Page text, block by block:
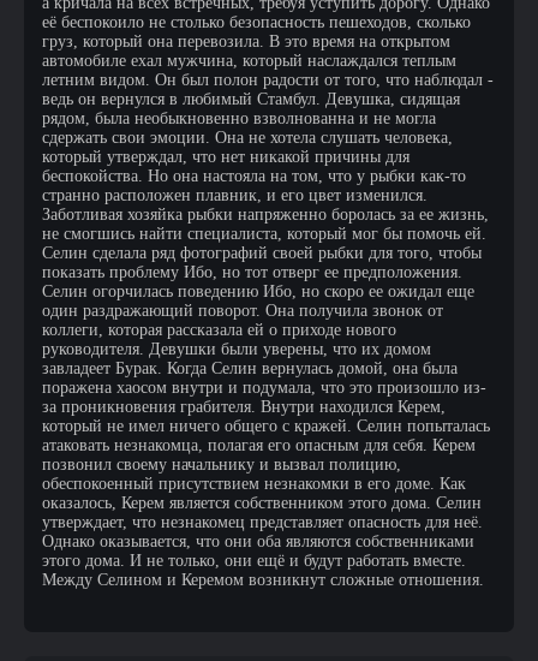
её беспокоило не столько безопасность пешеходов, сколько
груз, который она перевозила. В это время на открытом
автомобиле ехал мужчина, который наслаждался теплым
летним видом. Он был полон радости от того, что наблюдал -
ведь он вернулся в любимый Стамбул. Девушка, сидящая
рядом, была необыкновенно взволнованна и не могла
сдержать свои эмоции. Она не хотела слушать человека,
который утверждал, что нет никакой причины для
беспокойства. Но она настояла на том, что у рыбки как-то
странно расположен плавник, и его цвет изменился.
Заботливая хозяйка рыбки напряженно боролась за ее жизнь,
не смогшись найти специалиста, который мог бы помочь ей.
Селин сделала ряд фотографий своей рыбки для того, чтобы
показать проблему Ибо, но тот отверг ее предположения.
Селин огорчилась поведению Ибо, но скоро ее ожидал еще
один раздражающий поворот. Она получила звонок от
коллеги, которая рассказала ей о приходе нового
руководителя. Девушки были уверены, что их домом
завладеет Бурак. Когда Селин вернулась домой, она была
поражена хаосом внутри и подумала, что это произошло из-
за проникновения грабителя. Внутри находился Керем,
который не имел ничего общего с кражей. Селин попыталась
атаковать незнакомца, полагая его опасным для себя. Керем
позвонил своему начальнику и вызвал полицию,
обеспокоенный присутствием незнакомки в его доме. Как
оказалось, Керем является собственником этого дома. Селин
утверждает, что незнакомец представляет опасность для неё.
Однако оказывается, что они оба являются собственниками
этого дома. И не только, они ещё и будут работать вместе.
Между Селином и Керемом возникнут сложные отношения.